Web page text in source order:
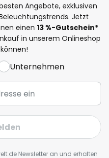
Angebote, exklusiven
Jetzt
einen 13 %-Gutschein*
in unserem Onlineshop
Unternehmen
Newsletter an und erhalten